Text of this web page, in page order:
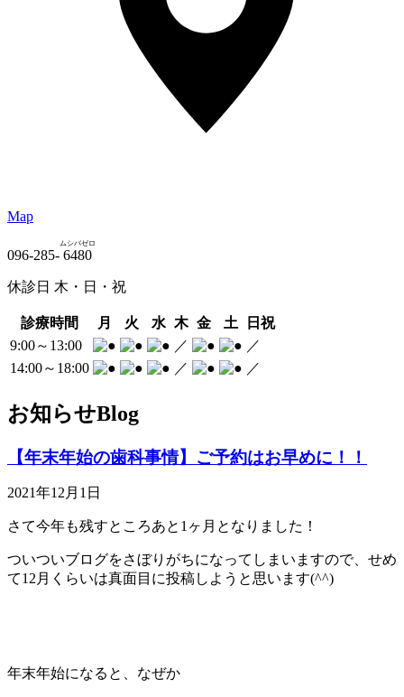
Map
096-285- 6480
ムシバゼロ
休診日 木・日・祝
診療時間 月 火 水 木 金 土
日祝
9:00～13:00
／
／
14:00～18:00
／ ／
お知らせBlog
【年末年始の歯科事情】ご予約はお早めに！！
2021年12月1日
さて今年も残すところあと1ヶ月となりました！
ついついブログをさぼりがちになってしまいますので、せめ
て12月くらいは真面目に投稿しようと思います(^^)
年末年始になると、なぜか